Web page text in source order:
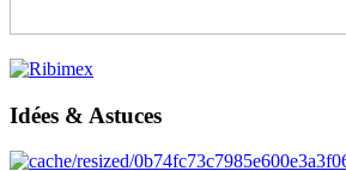
Idées & Astuces